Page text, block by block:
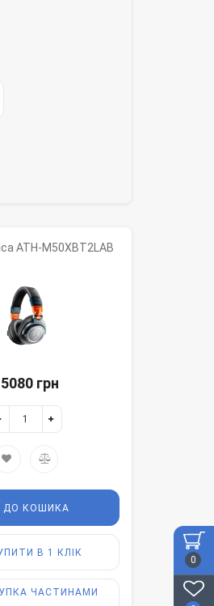
0
ATH-M50XBT2LAB
грн
ДО КОШИКА
В 1 КЛІК
ЧАСТИНАМИ